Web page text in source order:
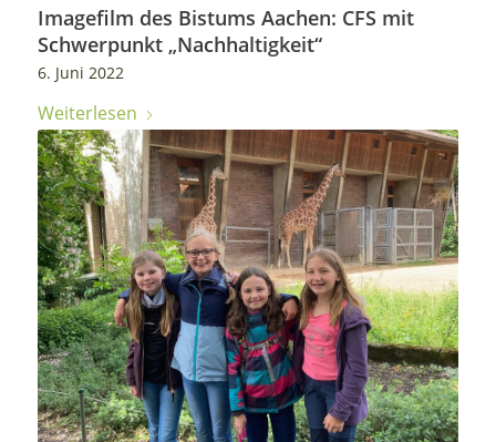
Imagefilm des Bistums Aachen: CFS mit
Schwerpunkt „Nachhaltigkeit“
6. Juni 2022
Weiterlesen